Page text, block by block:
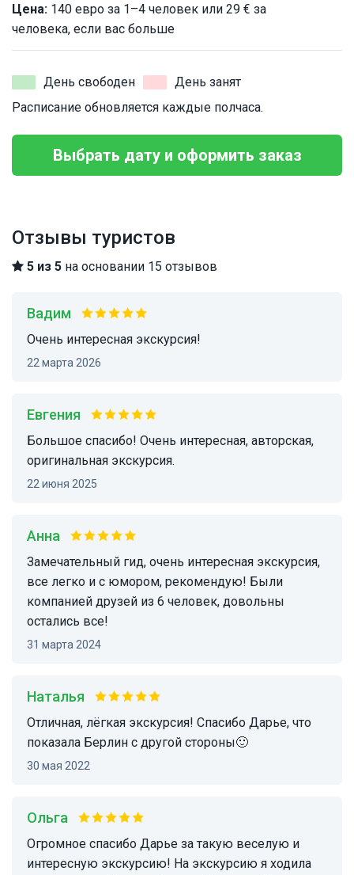
Цена: 140 евро за 1–4 человек или 29 € за
человека, если вас больше
День свободен
День занят
Расписание обновляется каждые полчаса.
Выбрать дату и оформить заказ
Отзывы туристов
5 из 5 на основании 15 отзывов
Вадим
Очень интересная экскурсия!
22 марта 2026
Евгения
Большое спасибо! Очень интересная, авторская,
оригинальная экскурсия.
22 июня 2025
Анна
Замечательный гид, очень интересная экскурсия,
все легко и с юмором, рекомендую! Были
компанией друзей из 6 человек, довольны
остались все!
31 марта 2024
Наталья
Отличная, лёгкая экскурсия! Спасибо Дарье, что
показала Берлин с другой стороны🙂
30 мая 2022
Ольга
Огромное спасибо Дарье за такую веселую и
интересную экскурсию! На экскурсию я ходила